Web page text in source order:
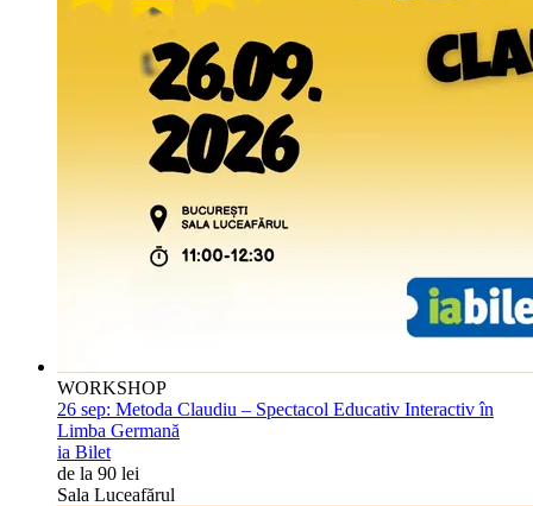
WORKSHOP
26 sep: Metoda Claudiu – Spectacol Educativ Interactiv în
Limba Germană
ia Bilet
de la 90 lei
Sala Luceafărul